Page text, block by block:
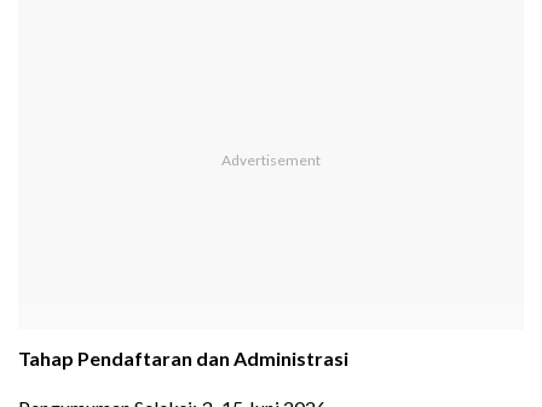
Tahap Pendaftaran dan Administrasi